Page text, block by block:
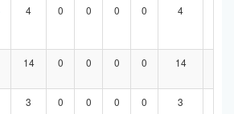
4 0 0 0 0 4
14 0 0 0 0 14
3 0 0 0 0 3